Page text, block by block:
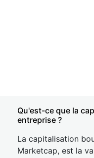
Qu'est-ce que la
entreprise ?
La capitalisation
Marketcap, est la